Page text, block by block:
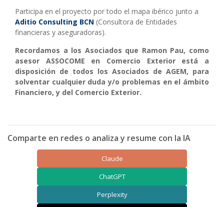
Participa en el proyecto por todo el mapa ibérico junto a
Aditio Consulting BCN (Consultora de Entidades
financieras y aseguradoras).
Recordamos a los Asociados que Ramon Pau, como
asesor ASSOCOME en Comercio Exterior está a
disposición de todos los Asociados de AGEM, para
solventar cualquier duda y/o problemas en el ámbito
Financiero, y del Comercio Exterior.
Comparte en redes o analiza y resume con la IA
Claude
ChatGPT
Perplexity